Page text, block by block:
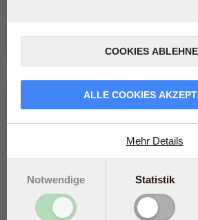
Lesen Sie mehr
COOKIES
ALLE COOKIES
Mehr Details
Notwendige Statistik